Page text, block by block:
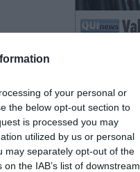
of your personal or
the below opt-out section to
is processed you may
utilized by us or personal
may separately opt-out of the
the IAB’s list of downstream